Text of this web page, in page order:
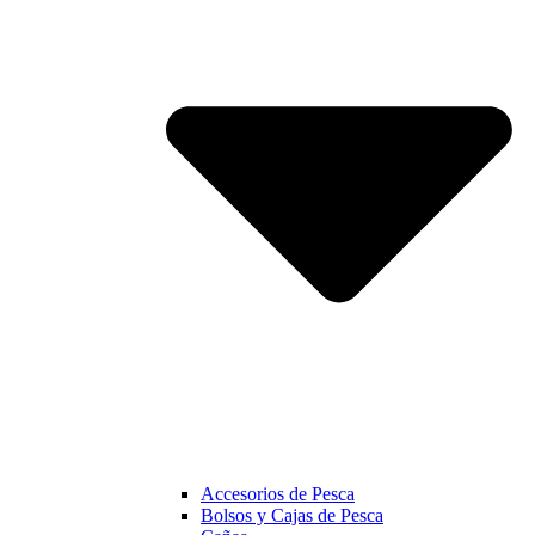
Accesorios de Pesca
Bolsos y Cajas de Pesca